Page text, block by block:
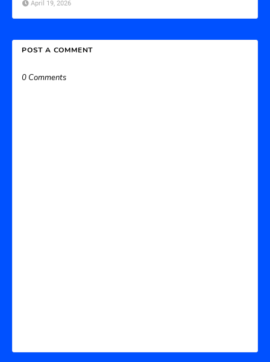
April 19, 2026
POST A COMMENT
0 Comments